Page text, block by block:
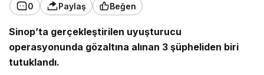
0 Paylaş Beğen
Sinop’ta gerçekleştirilen uyuşturucu
operasyonunda gözaltına alınan 3 şüpheliden biri
tutuklandı.